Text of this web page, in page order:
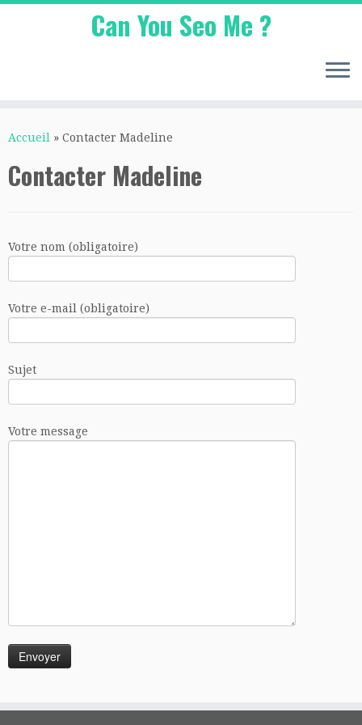
au
Can You Seo Me ?
Accueil » Contacter Madeline
Contacter Madeline
Votre nom (obligatoire)
Votre e-mail (obligatoire)
Sujet
Votre message